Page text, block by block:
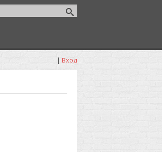
| Вход